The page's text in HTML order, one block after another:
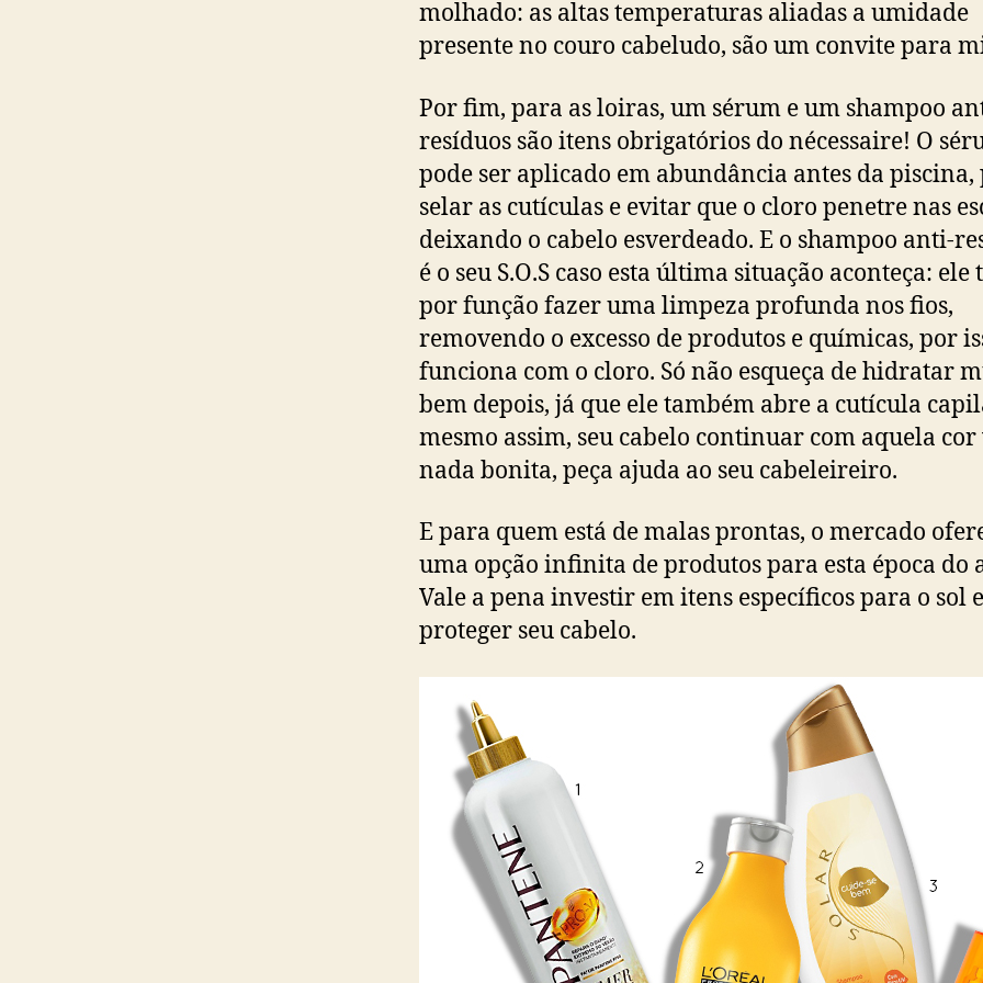
molhado: as altas temperaturas aliadas a umidade
presente no couro cabeludo, são um convite para
Por fim, para as loiras, um sérum e um shampoo
resíduos são itens obrigatórios do nécessaire! O
pode ser aplicado em abundância antes da piscina,
selar as cutículas e evitar que o cloro penetre nas
deixando o cabelo esverdeado. E o shampoo anti-
é o seu S.O.S caso esta última situação aconteça: ele
por função fazer uma limpeza profunda nos fios,
removendo o excesso de produtos e químicas, por
funciona com o cloro. Só não esqueça de hidratar
bem depois, já que ele também abre a cutícula
mesmo assim, seu cabelo continuar com aquela cor
nada bonita, peça ajuda ao seu cabeleireiro.
E para quem está de malas prontas, o mercado
uma opção infinita de produtos para esta época do
Vale a pena investir em itens específicos para o sol e
proteger seu cabelo.